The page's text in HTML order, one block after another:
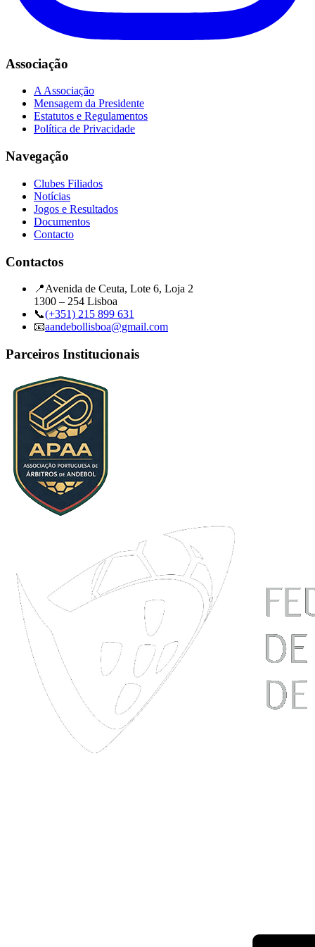
Associação
A Associação
Mensagem da Presidente
Estatutos e Regulamentos
Política de Privacidade
Navegação
Clubes Filiados
Notícias
Jogos e Resultados
Documentos
Contacto
Contactos
📍Avenida de Ceuta, Lote 6, Loja 2
1300 – 254 Lisboa
📞(+351) 215 899 631
📧aandebollisboa@gmail.com
Parceiros Institucionais